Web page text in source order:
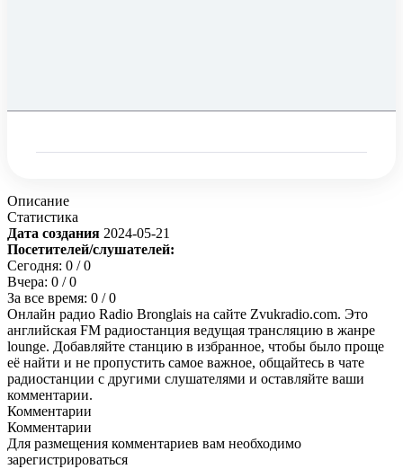
Описание
Статистика
Дата создания 2024-05-21
Посетителей/слушателей:
Сегодня: 0 / 0
Вчера: 0 / 0
За все время: 0 / 0
Онлайн радио Radio Bronglais на сайте Zvukradio.com. Это
английская FM радиостанция ведущая трансляцию в жанре
lounge. Добавляйте станцию в избранное, чтобы было проще
её найти и не пропустить самое важное, общайтесь в чате
радиостанции с другими слушателями и оставляйте ваши
комментарии.
Комментарии
Комментарии
Для размещения комментариев вам необходимо
зарегистрироваться